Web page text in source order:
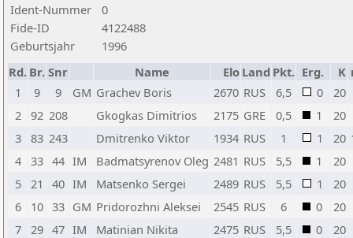
Ident-Nummer
0
Fide-ID
4122488
Geburtsjahr
1996
Rd. Br. Snr Name Elo Land Pkt. Erg. K
1
9 9 GM Grachev Boris 2670 RUS 6,5 0
20
2
92 208 Gkogkas Dimitrios 2175 GRE 0,5 1
20
3
83 243 Dmitrenko Viktor 1934 RUS 1 1 20
4
33 44 IM Badmatsyrenov Oleg 2481 RUS 5,5 1
20
5
21 40 IM Matsenko Sergei 2489 RUS 5,5 1
20
6
10 33 GM Pridorozhni Aleksei 2545 RUS 6 0
20
7
29 47 IM Matinian Nikita 2475 RUS 5,5 0
20